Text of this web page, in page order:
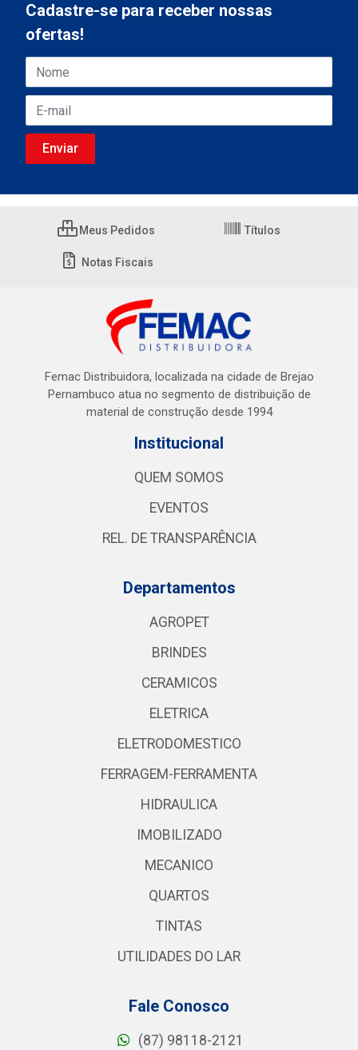
Cadastre-se para receber nossas
ofertas!
Meus Pedidos Títulos
Notas Fiscais
Femac Distribuidora, localizada na cidade de Brejao
Pernambuco atua no segmento de distribuição de
material de construção desde 1994
Institucional
QUEM SOMOS
EVENTOS
REL. DE TRANSPARÊNCIA
Departamentos
AGROPET
BRINDES
CERAMICOS
ELETRICA
ELETRODOMESTICO
FERRAGEM-FERRAMENTA
HIDRAULICA
IMOBILIZADO
MECANICO
QUARTOS
TINTAS
UTILIDADES DO LAR
Fale Conosco
(87) 98118-2121